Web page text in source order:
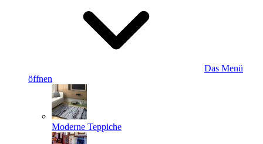
Das Menü
öffnen
Moderne Teppiche